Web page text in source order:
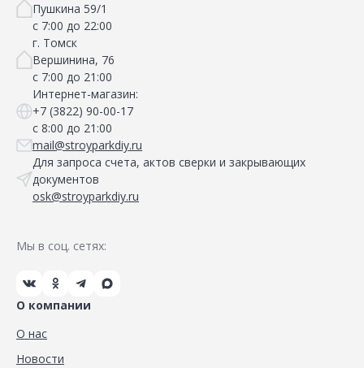
Пушкина 59/1
с 7:00 до 22:00
г. Томск
Вершинина, 76
с 7:00 до 21:00
Интернет-магазин:
+7 (3822) 90-00-17
с 8:00 до 21:00
mail@stroyparkdiy.ru
Для запроса счета, актов сверки и закрывающих
документов
osk@stroyparkdiy.ru
Мы в соц. сетях:
О компании
О нас
Новости